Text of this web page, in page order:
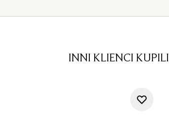
INNI KLIENCI KUPILI